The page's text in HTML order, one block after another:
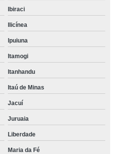
Ibiraci
Ilicínea
Ipuiuna
Itamogi
Itanhandu
Itaú de Minas
Jacuí
Juruaia
Liberdade
Maria da Fé